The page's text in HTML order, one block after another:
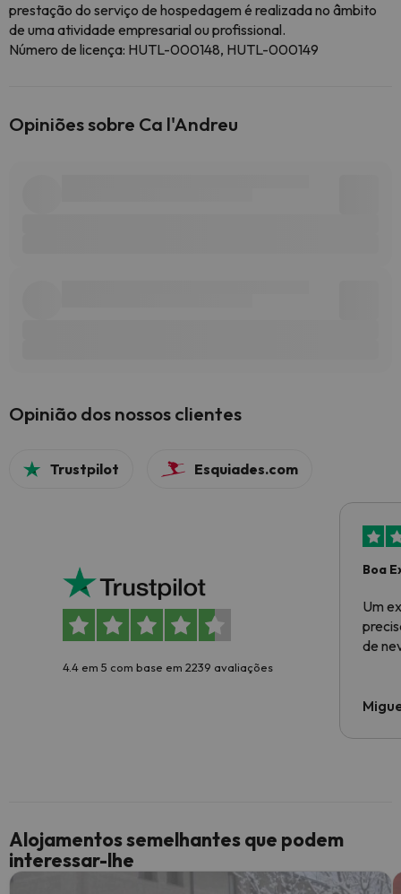
prestação do serviço de hospedagem é realizada no âmbito
de uma atividade empresarial ou profissional.
Número de licença: HUTL-000148, HUTL-000149
Opiniões sobre Ca l'Andreu
Opinião dos nossos clientes
Trustpilot Esquiades.com
4.4 em 5 com base em 2239 avaliações
Boa
Um
de
Alojamentos semelhantes que podem
interessar-lhe